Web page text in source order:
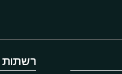
רשתות